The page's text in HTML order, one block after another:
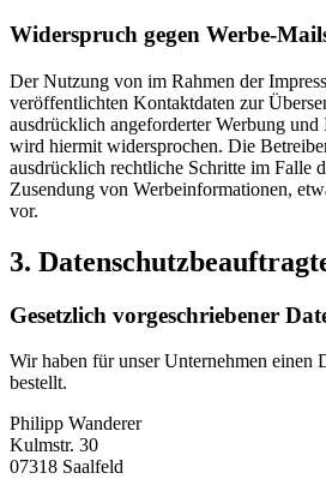
Widerspruch gegen Werbe-
Der Nutzung von im Rahmen der
veröffentlichten Kontaktdaten zur
ausdrücklich angeforderter Werbung
wird hiermit widersprochen. Die
ausdrücklich rechtliche Schritte im Falle
Zusendung von Werbeinformationen,
vor.
3.
Gesetzlich vorgeschriebener
Wir haben für unser Unternehmen einen
bestellt.
Philipp Wanderer
Kulmstr. 30
07318 Saalfeld